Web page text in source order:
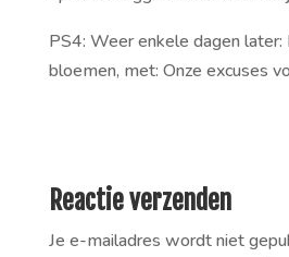
PS4: Weer enkele dagen later:
bloemen, met: Onze excuses
Reactie verzenden
Je e-mailadres wordt niet